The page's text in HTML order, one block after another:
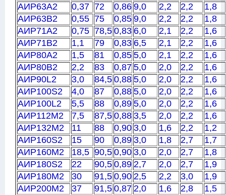
АИР63А2
0,37 72 0,86 9,0 2,2 2,2
1,8
АИР63В2
0,55 75 0,85 9,0 2,2 2,2
1,8
АИР71А2
0,75 78,5 0,83 6,0 2,1 2,2
1,6
АИР71В2
1,1 79 0,83 6,5 2,1 2,2
1,6
АИР80А2
1,5 81 0,85 5,0 2,1 2,2
1,6
АИР80В2
2,2 83 0,87 5,0 2,0 2,2
1,6
АИР90L2
3,0 84,5 0,88 5,0 2,0 2,2
1,6
АИР100S2
4,0 87 0,88 5,0 2,0 2,2
1,6
АИР100L2
5,5 88 0,89 5,0 2,0 2,2
1,6
АИР112M2
7,5 87,5 0,88 3,5 2,0 2,2
1,6
АИР132M2
11 88 0,90 3,0 1,6 2,2
1,2
АИР160S2
15 90 0,89 3,0 1,8 2,7
1,7
АИР160M2
18,5 90,5 0,90 3,0 2,0 2,7
1,8
АИР180S2
22 90,5 0,89 2,7 2,0 2,7
1,9
АИР180M2
30 91,5 0,90 2,5 2,2 3,0
1,9
АИР200M2
37 91,5 0,87 2,0 1,6 2,8
1,5